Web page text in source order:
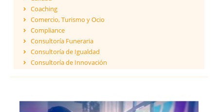
Ciudad Real
Córdoba
Cuenca
Girona
Granada
Guadalajara
Islas Baleares
Coaching
Comercio, Turismo y Ocio
Compliance
Consultoría Funeraria
Consultoría de Igualdad
Consultoría de Innovación
Financiación de proyectos internacionales